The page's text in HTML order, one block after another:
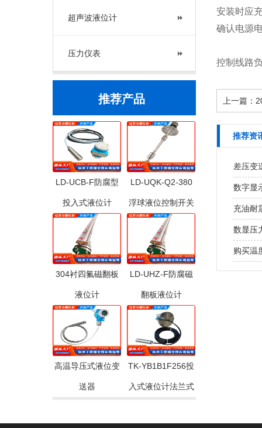
超声波液位计
压力仪表
推荐产品
LD-UCB-F防腐型
投入式液位计
LD-UQK-Q2-380
浮球液位控制开关
304衬四氟磁翻板
液位计
LD-UHZ-F防腐磁
翻板液位计
高温导压式液位变
送器
TK-YB1B1F256投
入式液位计法兰式
安装时应
确认电源
控制线路
上一篇：
推荐资
差压变
数字显
充油耐
数显压
购买温